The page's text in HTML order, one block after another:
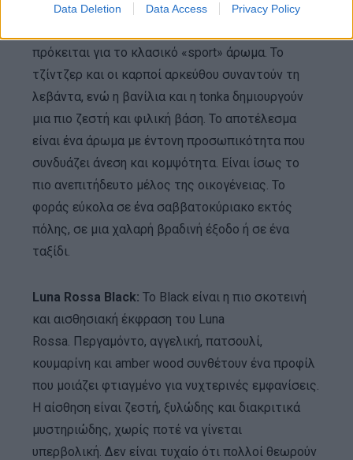
Data Deletion Data Access Privacy Policy
πρόκειται για το κλασικό «sport» άρωμα. Το
τζίντζερ και οι καρποί αρκεύθου συναντούν τη
λεβάντα, ενώ η βανίλια και η tonka δημιουργούν
μια πιο ζεστή και φιλική βάση. Το αποτέλεσμα
είναι ένα άρωμα με έντονη προσωπικότητα που
συνδυάζει άνεση και κομψότητα. Είναι ίσως το
πιο ανεπιτήδευτο μέλος της οικογένειας. Το
φοράς εύκολα σε ένα σαββατοκύριακο εκτός
πόλης, σε μια χαλαρή βραδινή έξοδο ή σε ένα
ταξίδι.
Luna Rossa Black: Το Black είναι η πιο σκοτεινή
και αισθησιακή έκφραση του Luna
Rossa. Περγαμόντο, αγγελική, πατσουλί,
κουμαρίνη και amber wood συνθέτουν ένα προφίλ
που μοιάζει φτιαγμένο για νυχτερινές εμφανίσεις.
Η αίσθηση είναι ζεστή, ξυλώδης και διακριτικά
μυστηριώδης, χωρίς ποτέ να γίνεται
υπερβολική. Δεν είναι τυχαίο ότι πολλοί θεωρούν